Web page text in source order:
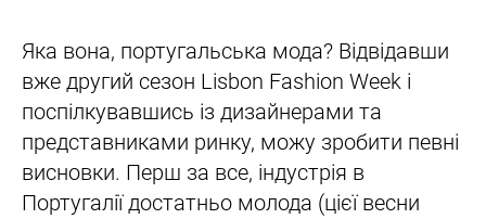
Яка вона, португальська мода? Відвідавши
вже другий сезон Lisbon Fashion Week і
поспілкувавшись із дизайнерами та
представниками ринку, можу зробити певні
висновки. Перш за все, індустрія в
Португалії достатньо молода (цієї весни